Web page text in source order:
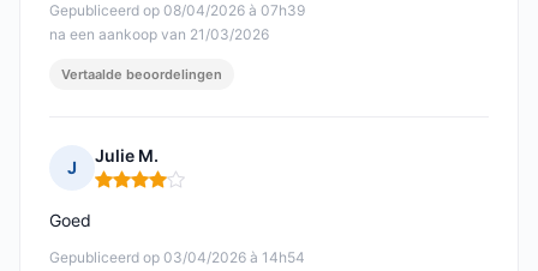
Gepubliceerd op 08/04/2026 à 07h39
na een aankoop van 21/03/2026
Vertaalde beoordelingen
J
Julie M.
Opmerking: 4 van 5
Gepubliceerd op 03/04/2026 à 14h54
Goed